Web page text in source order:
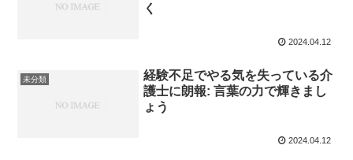
く
2024.04.12
未分類
経験不足でやる気を失っている介
護士に朗報: 言葉の力で輝きまし
ょう
2024.04.12